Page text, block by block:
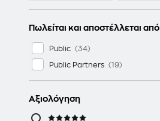
Πωλείται και αποστέλλεται από
Public
Public Partners
Αξιολόγηση